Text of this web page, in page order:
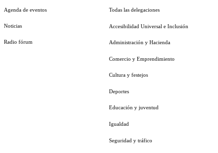
Agenda de eventos
Noticias
Radio fórum
Todas las delegaciones
Accesibilidad Universal e Inclusión
Administración y Hacienda
Comercio y Emprendimiento
Cultura y festejos
Deportes
Educación y juventud
Igualdad
Seguridad y tráfico